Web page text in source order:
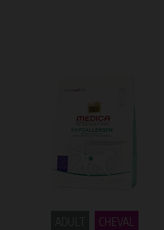
CHEVAL